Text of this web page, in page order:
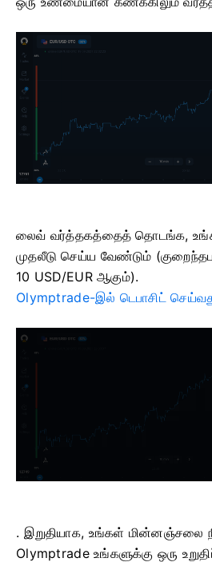
லைவ் வர்த்தகத்தைத் தொடங்க,
முதலீடு செய்ய வேண்டும்
10 USD/EUR ஆகும்).
Olymptrade-இல் டெபாசிட்
. இறுதியாக, உங்கள் மின்னஞ்சலை
Olymptrade உங்களுக்கு ஒரு